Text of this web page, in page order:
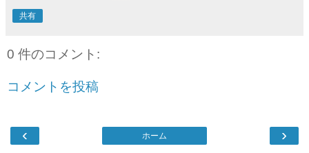
共有
0 件のコメント:
コメントを投稿
‹ ›
ホーム